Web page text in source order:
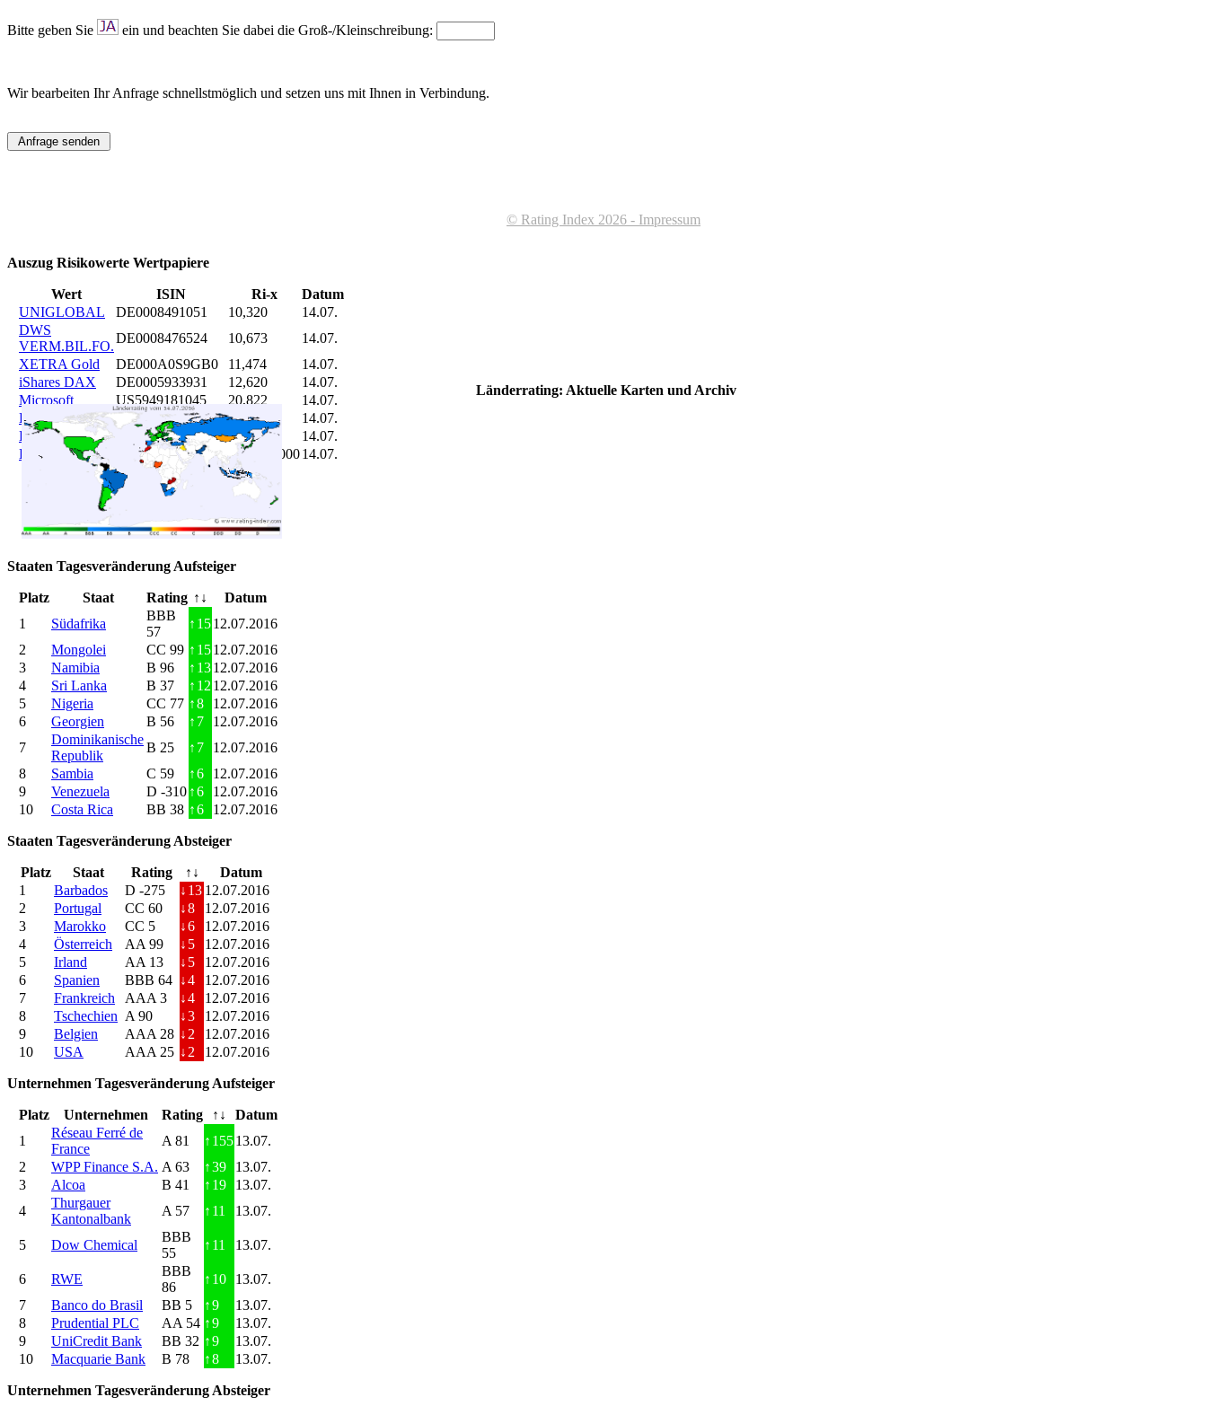
Bitte geben Sie ein und beachten Sie dabei die Groß-/Kleinschreibung:
Wir bearbeiten Ihr Anfrage schnellstmöglich und setzen uns mit Ihnen in Verbindung.
© Rating Index 2026 - Impressum
Auszug Risikowerte Wertpapiere
Wert ISIN Ri-x
Datum
UNIGLOBAL
DE0008491051 10,320
14.07.
DWS
VERM.BIL.FO.
DE0008476524 10,673
14.07.
XETRA Gold
DE000A0S9GB0 11,474
14.07.
iShares DAX
DE0005933931 12,620
14.07.
Microsoft
US5949181045 20,822
14.07.
DAIMLER
DE0007100000 46,047
14.07.
Brent Oil
DE000A0KRKM571,382
14.07.
Bitcoin
BITCOIN 185.899,00014.07.
Länderrating: Aktuelle Karten und Archiv
Staaten Tagesveränderung Aufsteiger
Platz Staat Rating ↑↓
Datum
1
Südafrika
BBB
57
↑ 1512.07.2016
2
Mongolei CC 99 ↑ 1512.07.2016
3
Namibia B 96 ↑ 1312.07.2016
4
Sri Lanka B 37 ↑ 1212.07.2016
5
Nigeria CC 77 ↑8
12.07.2016
6
Georgien B 56 ↑ 7
12.07.2016
7
Dominikanische
Republik
B 25 ↑ 7
12.07.2016
8
Sambia C 59 ↑6
12.07.2016
9
Venezuela D -310 ↑6
12.07.2016
10
Costa Rica BB 38 ↑6 12.07.2016
Staaten Tagesveränderung Absteiger
Platz Staat Rating ↑↓
Datum
1
Barbados D -275 ↓ 13 12.07.2016
2
Portugal CC 60 ↓8
12.07.2016
3
Marokko CC 5 ↓6
12.07.2016
4
Österreich AA 99 ↓ 5
12.07.2016
5
Irland AA 13 ↓ 5
12.07.2016
6
Spanien BBB 64 ↓4
12.07.2016
7
Frankreich AAA 3 ↓4
12.07.2016
8
Tschechien A 90 ↓3
12.07.2016
9
Belgien AAA 28 ↓2
12.07.2016
10
USA AAA 25 ↓2 12.07.2016
Unternehmen Tagesveränderung Aufsteiger
Platz Unternehmen Rating ↑↓
Datum
1
Réseau Ferré de
France
A 81 ↑ 15513.07.
2
WPP Finance S.A. A 63 ↑39
13.07.
3
Alcoa B 41 ↑ 19
13.07.
4
Thurgauer
Kantonalbank
A 57 ↑ 11 13.07.
5 Dow Chemical
BBB
55
↑ 11 13.07.
6 RWE
BBB
86
↑ 10
13.07.
7
Banco do Brasil BB 5 ↑9
13.07.
8
Prudential PLC AA 54 ↑9
13.07.
9
UniCredit Bank BB 32 ↑9
13.07.
10
Macquarie Bank B 78 ↑8 13.07.
Unternehmen Tagesveränderung Absteiger